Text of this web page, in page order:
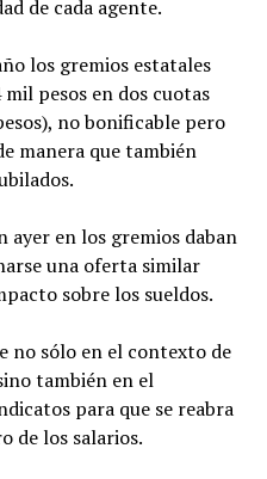
de cada agente.
los gremios estatales
pesos en dos cuotas
no bonificable pero
manera que también
ayer en los gremios daban
una oferta similar
sobre los sueldos.
no sólo en el contexto de
también en el
para que se reabra
de los salarios.